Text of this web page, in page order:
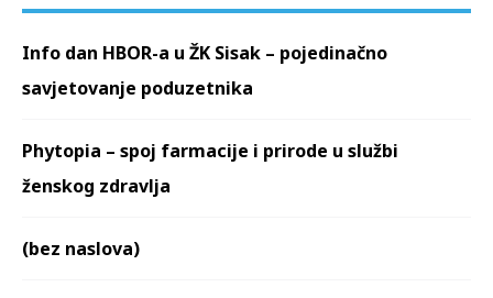
Info dan HBOR-a u ŽK Sisak – pojedinačno
savjetovanje poduzetnika
Phytopia – spoj farmacije i prirode u službi
ženskog zdravlja
(bez naslova)